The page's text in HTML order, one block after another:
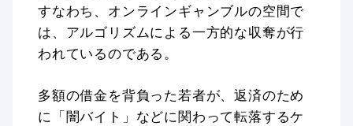
すなわち、オンラインギャンブルの空間で
は、アルゴリズムによる一方的な収奪が行
われているのである。
多額の借金を背負った若者が、返済のため
に「闇バイト」などに関わって転落するケ